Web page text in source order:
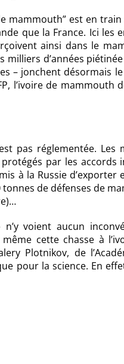
mammouth” est en
que la France. Ici les
ainsi dans le
milliers d’années
– jonchent désormais
l’ivoire de
pas réglementée.
par les accords
à la Russie
tonnes de défenses de
voient aucun
cette chasse à
Plotnikov, de
pour la science. En